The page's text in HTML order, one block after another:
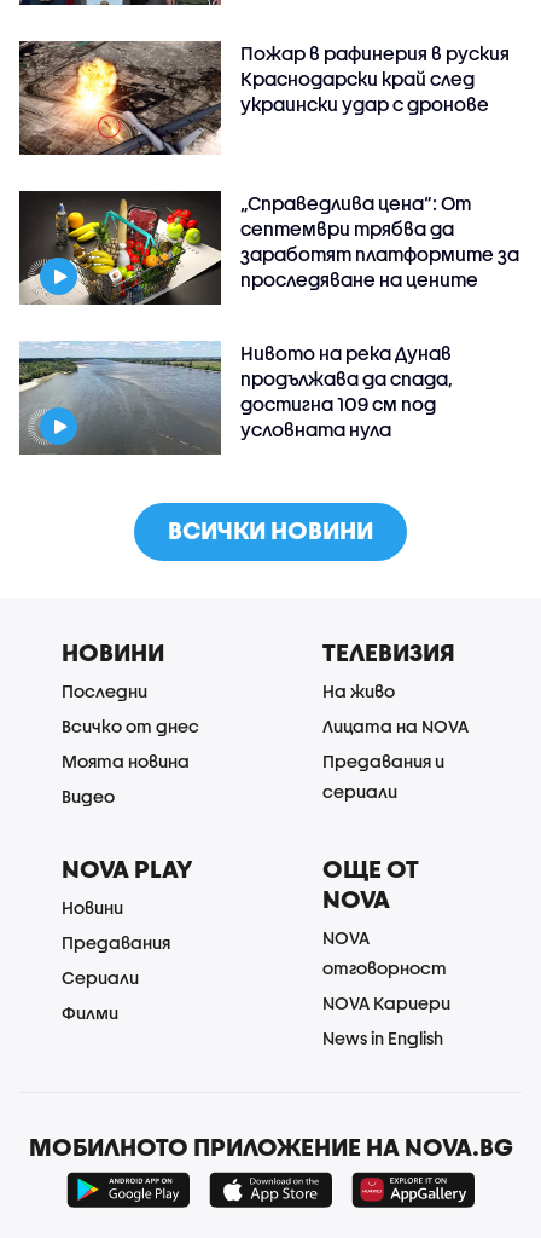
Пожар в рафинерия в руския
Краснодарски край след
украински удар с дронове
„Справедлива цена“: От
септември трябва да
заработят платформите за
проследяване на цените
Нивото на река Дунав
продължава да спада,
достигна 109 см под
условната нула
ВСИЧКИ НОВИНИ
НОВИНИ
Последни
Всичко от днес
Моята новина
Видео
ТЕЛЕВИЗИЯ
На живо
Лицата на NOVA
Предавания и
сериали
NOVA PLAY
Новини
Предавания
Сериали
Филми
ОЩЕ ОТ
NOVA
NOVA
отговорност
NOVA Кариери
News in English
МОБИЛНОТО ПРИЛОЖЕНИЕ НА NOVA.BG